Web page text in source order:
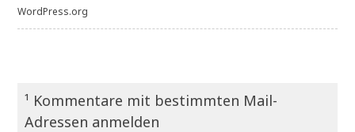
WordPress.org
¹ Kommentare mit bestimmten Mail-
Adressen anmelden